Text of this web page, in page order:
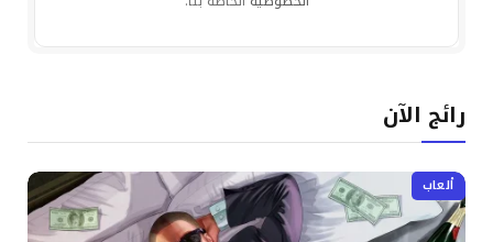
رائج الآن
ألعاب